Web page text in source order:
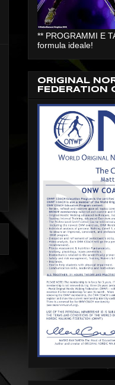
** PROGRAMMI E
formula ideale!
ORIGINAL
FEDERATION